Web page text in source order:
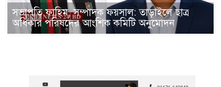
সভাপতি ফাহিম, সম্পাদক ফয়সাল: তাড়াইলে ছাত্র
অধিকার পরিষদের আংশিক কমিটি অনুমোদন